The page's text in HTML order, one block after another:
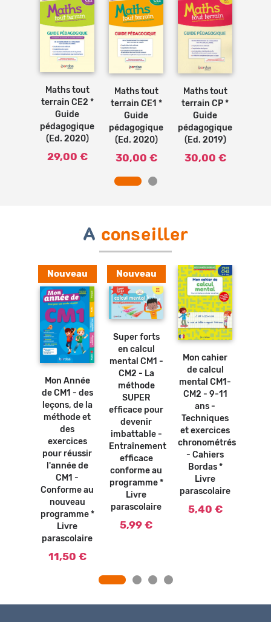
Ajouter
au
Maths tout
terrain CE2 *
Guide
pédagogique
(Ed. 2020)
29,00 €
Ajouter
au
Maths tout
terrain CE1 *
Guide
pédagogique
(Ed. 2020)
30,00 €
Ajouter
au
Maths tout
terrain CP *
Guide
pédagogique
(Ed. 2019)
30,00 €
A conseiller
Nouveau
Ajouter
au
Mon Année
de CM1 - des
leçons, de la
méthode et
des
exercices
pour réussir
l'année de
CM1 -
Conforme au
nouveau
programme *
Livre
parascolaire
11,50 €
Nouveau
Ajouter
au
Super forts
en calcul
mental CM1 -
CM2 - La
méthode
SUPER
efficace pour
devenir
imbattable -
Entraînement
efficace
conforme au
programme *
Livre
parascolaire
5,99 €
Ajouter
au
Mon cahier
de calcul
mental CM1-
CM2 - 9-11
ans -
Techniques
et exercices
chronométrés
- Cahiers
Bordas *
Livre
parascolaire
5,40 €